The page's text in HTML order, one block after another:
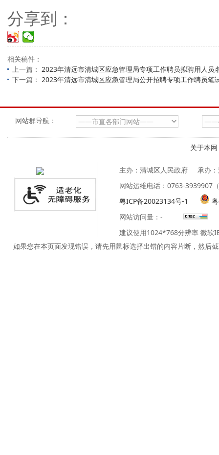
分享到：
相关稿件：
上一篇： 2023年清远市清城区应急管理局专项工作聘员拟聘用人员
下一篇： 2023年清远市清城区应急管理局公开招聘专项工作聘员笔
网站群导航：
关于本网
主办：清城区人民政府
承办
网站运维电话：0763-3939907
粤ICP备20023134号-1
网站访问量： -
建议使用1024*768分辨率 微软
如果您在本页面发现错误，请先用鼠标选择出错的内容片断，然后